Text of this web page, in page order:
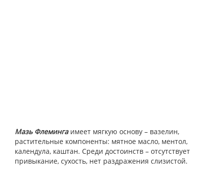
Мазь Флемингаимеет мягкую основу – вазелин,
растительные компоненты: мятное масло, ментол,
календула, каштан. Среди достоинств – отсутствует
привыкание, сухость, нет раздражения слизистой.